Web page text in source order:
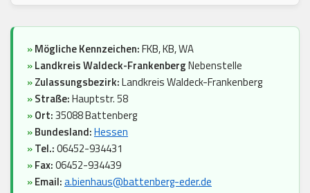
»Mögliche Kennzeichen:FKB, KB, WA
»Landkreis Waldeck-FrankenbergNebenstelle
»Zulassungsbezirk:Landkreis Waldeck-Frankenberg
»Straße:Hauptstr. 58
»Ort:35088 Battenberg
»Bundesland:Hessen
»Tel.:06452-934431
»Fax:06452-934439
»Email:a.bienhaus@battenberg-eder.de